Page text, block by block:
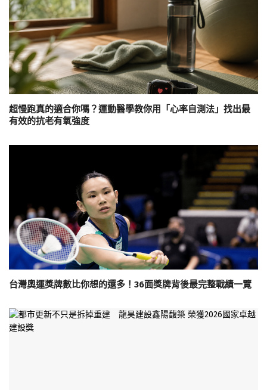
超慢跑真的適合你嗎？運動醫學教你用「心率自測法」找出最
有效的抗老有氧強度
台灣奧運獎牌數比你想的還多！36面獎牌背後最完整戰績一覽